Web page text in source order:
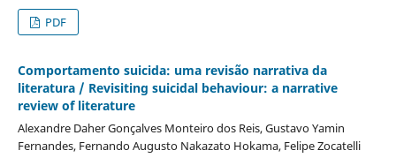
PDF
Comportamento suicida: uma revisão narrativa da
literatura / Revisiting suicidal behaviour: a narrative
review of literature
Alexandre Daher Gonçalves Monteiro dos Reis, Gustavo Yamin
Fernandes, Fernando Augusto Nakazato Hokama, Felipe Zocatelli